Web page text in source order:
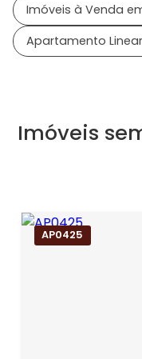
Imóveis à Venda
Apartamento
Imóveis
AP0425